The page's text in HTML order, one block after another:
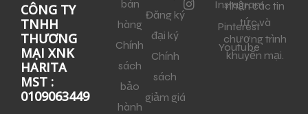
CÔNG TY
TNHH
THƯƠNG
MẠI XNK
HARITA
MST :
0109063449
bán
hàng
Chính
sách
bảo
hành
Đăng ký
đại ký
Chính
sách
giảm giá
Instagram
Pinterest
Youtube
nhận các tin
tức và
chương trình
khuyến mại.